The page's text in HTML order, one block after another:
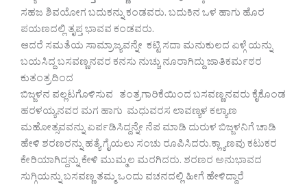
ಸಹಜ ಶಿವಯೋಗ ಬದುಕನ್ನು ಕಂಡವರು. ಬದುಕಿನ ಒಳ ಹಾಗು ಹೊರ
ಪಯಣದಲ್ಲಿ ತೃಪ್ತ ಭಾವವ ಕಂಡವರು.
ಆದರೆ ಸಮತೆಯ ಸಾಮ್ರಾಜ್ಯವನ್ನೇ ಕಟ್ಟಿ ಸದಾ ಮನುಕುಲದ ಏಳ್ಗೆ ಯನ್ನು
ಬಯಸಿದ್ದ ಬಸವಣ್ಣನವರ ಕನಸು ನುಚ್ಚು ನೂರಾಗಿದ್ದು ಜಾತಿಕರ್ಮಠರ
ಕುತಂತ್ರದಿಂದ
ಬಿಜ್ಜಳನ ಪಲ್ಲಟಗೊಳಿಸುವ ತಂತ್ರಗಾರಿಕೆಯಿಂದ ಬಸವಣ್ಣನವರು ಕೈಕೊಂಡ
ಹರಳಯ್ಯನವರ ಮಗ ಹಾಗು ಮಧುವರಸ ಲಾವಣ್ಯಳ ಕಲ್ಯಾಣ
ಮಹೋತ್ಸವವನ್ನು ಏರ್ಪಡಿಸಿದ್ದನ್ನೇ ನೆಪ ಮಾಡಿ ದುರುಳ ಬಿಜ್ಜಳನಿಗೆ ಚಾಡಿ
ಹೇಳಿ ಶರಣರನ್ನು ಹತ್ಯೆ ಗೈಯಲು ಸಂಚು ರೂಪಿಸಿದರು.ಕ್ಲ್ಯಾಣವು ಕಟುಕರ
ಕೇರಿಯಾಗಿದ್ದನ್ನು ಕೇಳಿ ಮುಮ್ಮಲ ಮರಗಿದರು. ಶರಣರ ಅನುಭಾವದ
ಸುಗ್ಗಿಯನ್ನು ಬಸವಣ್ಣ ತಮ್ಮ ಒಂದು ವಚನದಲ್ಲಿ ಹೀಗೆ ಹೇಳಿದ್ದಾರೆ